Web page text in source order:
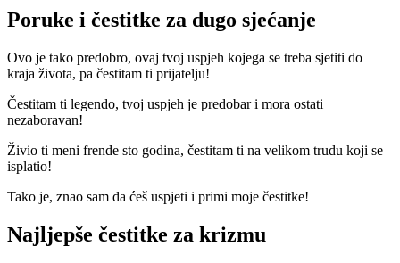
Poruke i čestitke za dugo sjećanje
Ovo je tako predobro, ovaj tvoj uspjeh kojega se treba sjetiti do
kraja života, pa čestitam ti prijatelju!
Čestitam ti legendo, tvoj uspjeh je predobar i mora ostati
nezaboravan!
Živio ti meni frende sto godina, čestitam ti na velikom trudu koji se
isplatio!
Tako je, znao sam da ćeš uspjeti i primi moje čestitke!
Najljepše čestitke za krizmu